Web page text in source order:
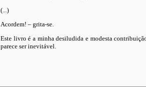
(...)
Acordem! – grita‑se.
Este livro é a minha desiludida e modesta
parece ser inevitável.